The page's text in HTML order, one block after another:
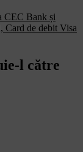
CEC Bank și
Card de debit Visa
l către